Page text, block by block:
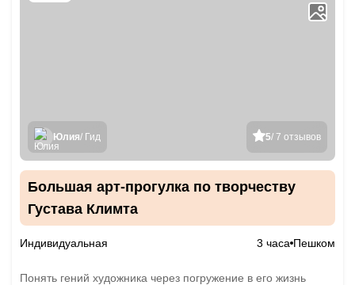
5/ 7 отзывов
Юлия/ Гид
Большая арт-прогулка по творчеству
Густава Климта
Индивидуальная 3 часа Пешком
Понять гений художника через погружение в его жизнь